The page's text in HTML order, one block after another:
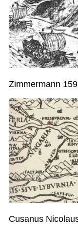
Zimmermann
Cusanus